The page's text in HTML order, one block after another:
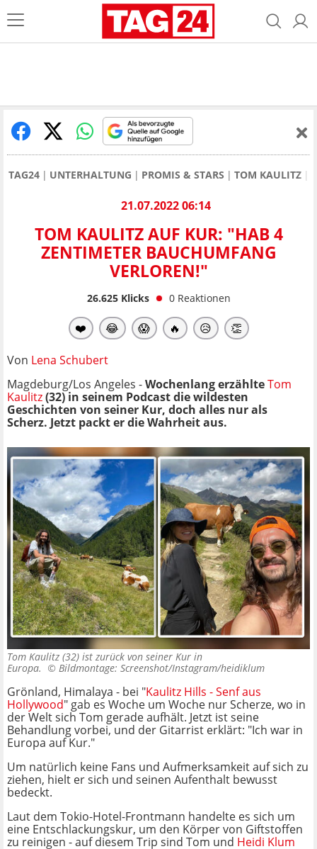
TAG24 UNTERHALTUNG PROMIS & STARS TOM KAULITZ
21.07.2022 06:14
TOM KAULITZ AUF KUR: "HAB 4
ZENTIMETER BAUCHUMFANG
VERLOREN!"
26.625Klicks 0 Reaktionen
❤️ 😂 😱 🔥 😥 👏
Von Lena Schubert
Magdeburg/Los Angeles -Wochenlang erzählteTom
Kaulitz(32) in seinem Podcast die wildesten
Geschichten von seiner Kur, doch alles nur als
Scherz. Jetzt packt er die Wahrheit aus.
Tom Kaulitz (32) ist zurück von seiner Kur in
Europa. © Bildmontage: Screenshot/Instagram/heidiklum
Grönland, Himalaya - bei "Kaulitz Hills - Senf aus
Hollywood" gab es Woche um Woche nur Scherze, wo in
der Welt sich Tom gerade aufhält. Jetzt ist seine
Behandlung vorbei, und der Gitarrist erklärt: "Ich war in
Europa auf Kur."
Um natürlich keine Fans und Aufmerksamkeit auf sich zu
ziehen, hielt er sich und seinen Aufenthalt bewusst
bedeckt.
Laut dem Tokio-Hotel-Frontmann handelte es sich um
eine Entschlackungskur, um den Körper von Giftstoffen
zu reinigen - auf diesem Trip sind Tom und Heidi Klum